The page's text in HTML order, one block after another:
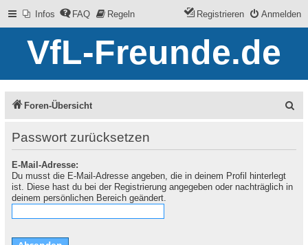
Infos FAQ Regeln Anmelden
Registrieren
VfL-Freunde.de
Foren-Übersicht
Passwort zurücksetzen
E-Mail-Adresse:
Du musst die E-Mail-Adresse angeben, die in deinem Profil hinterlegt
ist. Diese hast du bei der Registrierung angegeben oder nachträglich in
deinem persönlichen Bereich geändert.